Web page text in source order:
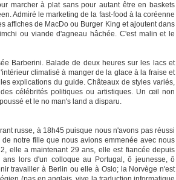
marcher à plat sans pour autant être en baskets
Admiré le marketing de la fast-food à la coréenne
affiches de MacDo ou Burger King et ajoutent dans
ou viande d'agneau hâchée. C'est malin et le
Barberini. Balade de deux heures sur les lacs et
climatisé à manger de la glace à la fraise et
explications du guide. Châteaux de styles variés,
célébrités politiques ou artistiques. Un œil non
et le no man's land a disparu.
russe, à 18h45 puisque nous n'avons pas réussi
notre fille que nous avions emmenée avec nous
elle a maintenant 29 ans, elle est fiancée depuis
lors d'un colloque au Portugal, ô jeunesse, ô
travailler à Berlin ou elle à Oslo; la Norvège n'est